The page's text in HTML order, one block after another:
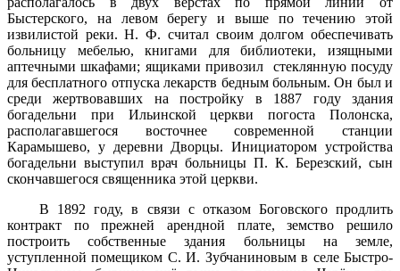
Быстерского, на левом берегу и выше по течению этой
извилистой реки. Н. Ф. считал своим долгом обеспечивать
больницу мебелью, книгами для библиотеки, изящными
аптечными шкафами; ящиками привозил стеклянную посуду
для бесплатного отпуска лекарств бедным больным. Он был и
среди жертвовавших на постройку в 1887 году здания
богадельни при Ильинской церкви погоста Полонска,
располагавшегося восточнее современной станции
Карамышево, у деревни Дворцы. Инициатором устройства
богадельни выступил врач больницы П. К. Березский, сын
скончавшегося священника этой церкви.
В 1892 году, в связи с отказом Боговского продлить
контракт по прежней арендной плате, земство решило
построить собственные здания больницы на земле,
уступленной помещиком С. И. Зубчаниновым в селе Быстро-